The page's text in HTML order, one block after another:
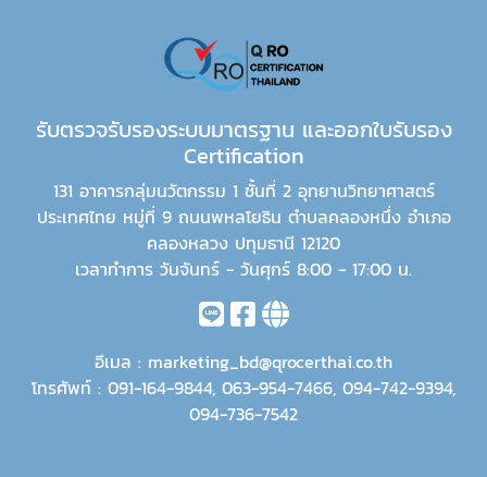
รับตรวจรับรองระบบมาตรฐาน และออกใบรับรอง
Certification
131 อาคารกลุ่มนวัตกรรม 1 ชั้นที่ 2 อุทยานวิทยาศาสตร์
ประเทศไทย หมู่ที่ 9 ถนนพหลโยธิน ตำบลคลองหนึ่ง อำเภอ
คลองหลวง ปทุมธานี 12120
เวลาทำการ วันจันทร์ - วันศุกร์ 8:00 - 17:00 น.
อีเมล : marketing_bd@qrocerthai.co.th
โทรศัพท์ : 091-164-9844, 063-954-7466, 094-742-9394,
094-736-7542